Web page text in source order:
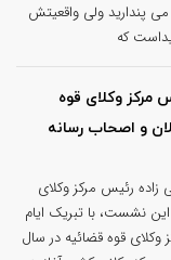
پندارید ولی واقعیتش
که
وکلای قوه
و اصحاب رسانه
زاده رئیس مرکز وکلای
نشست، با تبریک ایام
وکلای قوه قضائیه در سال